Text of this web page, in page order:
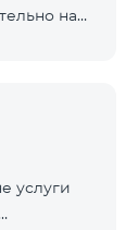
на
25% при
со
того, для
услуги